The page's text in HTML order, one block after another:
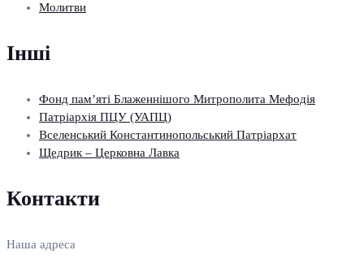
Молитви
Інші
Фонд пам’яті Блаженнішого Митрополита Мефодія
Патріархія ПЦУ (УАПЦ)
Вселенський Константинопольський Патріархат
Щедрик – Церковна Лавка
Контакти
Наша адреса